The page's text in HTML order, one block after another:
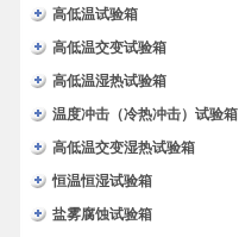
高低温试验箱
高低温交变试验箱
高低温湿热试验箱
温度冲击（冷热冲击）试验箱
高低温交变湿热试验箱
恒温恒湿试验箱
盐雾腐蚀试验箱